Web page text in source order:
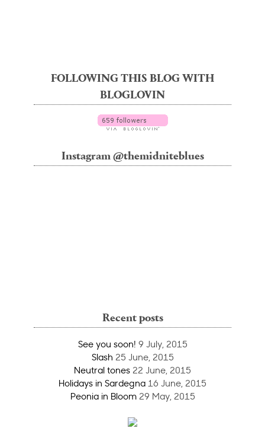
FOLLOWING THIS BLOG WITH
BLOGLOVIN
Instagram @themidniteblues
Recent posts
See you soon! 9 July, 2015
Slash 25 June, 2015
Neutral tones 22 June, 2015
Holidays in Sardegna 16 June, 2015
Peonia in Bloom 29 May, 2015